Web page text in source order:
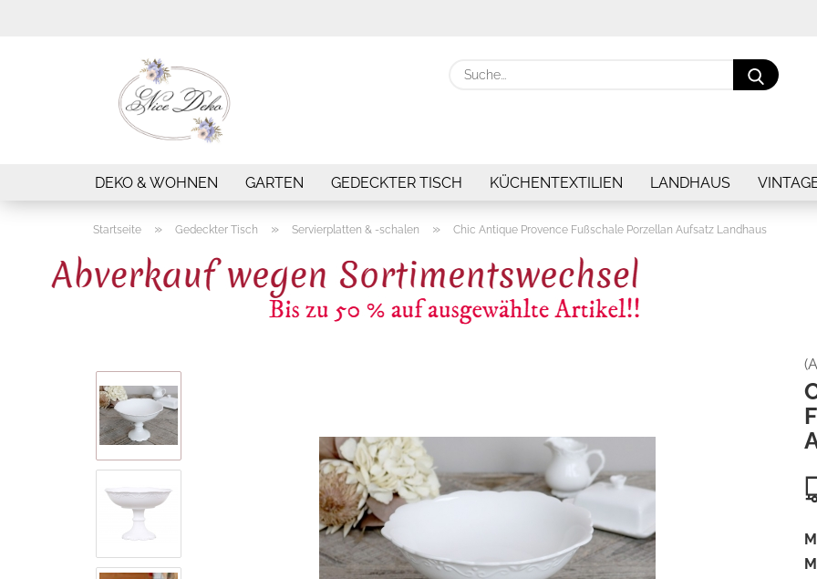
DEKO & WOHNEN GARTEN GEDECKTER TISCH KÜCHENTEXTILIEN LANDHAUS
Startseite » Gedeckter Tisch » Servierplatten & -schalen » Chic Antique Provence Fußschale Porzellan Aufsatz Landhaus